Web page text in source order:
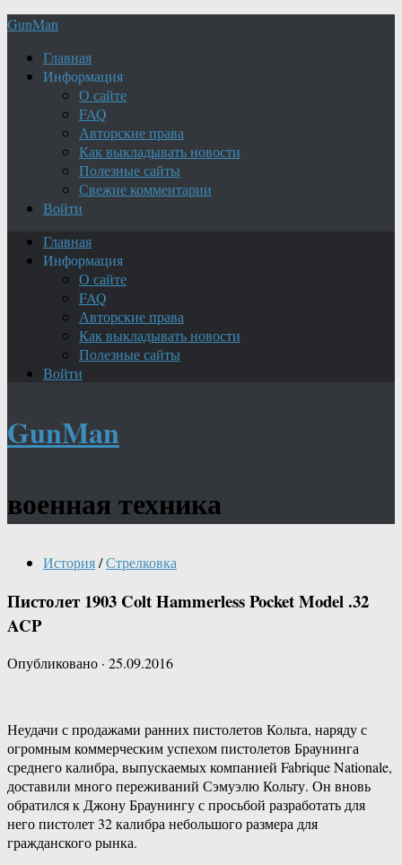
GunMan
Главная
Информация
О сайте
FAQ
Авторские права
Как выкладывать новости
Полезные сайты
Свежие комментарии
Войти
Главная
Информация
О сайте
FAQ
Авторские права
Как выкладывать новости
Полезные сайты
Войти
GunMan
военная техника
История/Стрелковка
Пистолет 1903 Colt Hammerless Pocket Model .32
ACP
Опубликовано · 25.09.2016
Неудачи с продажами ранних пистолетов Кольта, наряду с
огромным коммерческим успехом пистолетов Браунинга
среднего калибра, выпускаемых компанией Fabrique Nationale,
доставили много переживаний Сэмуэлю Кольту. Он вновь
обратился к Джону Браунингу с просьбой разработать для
него пистолет 32 калибра небольшого размера для
гражданского рынка.